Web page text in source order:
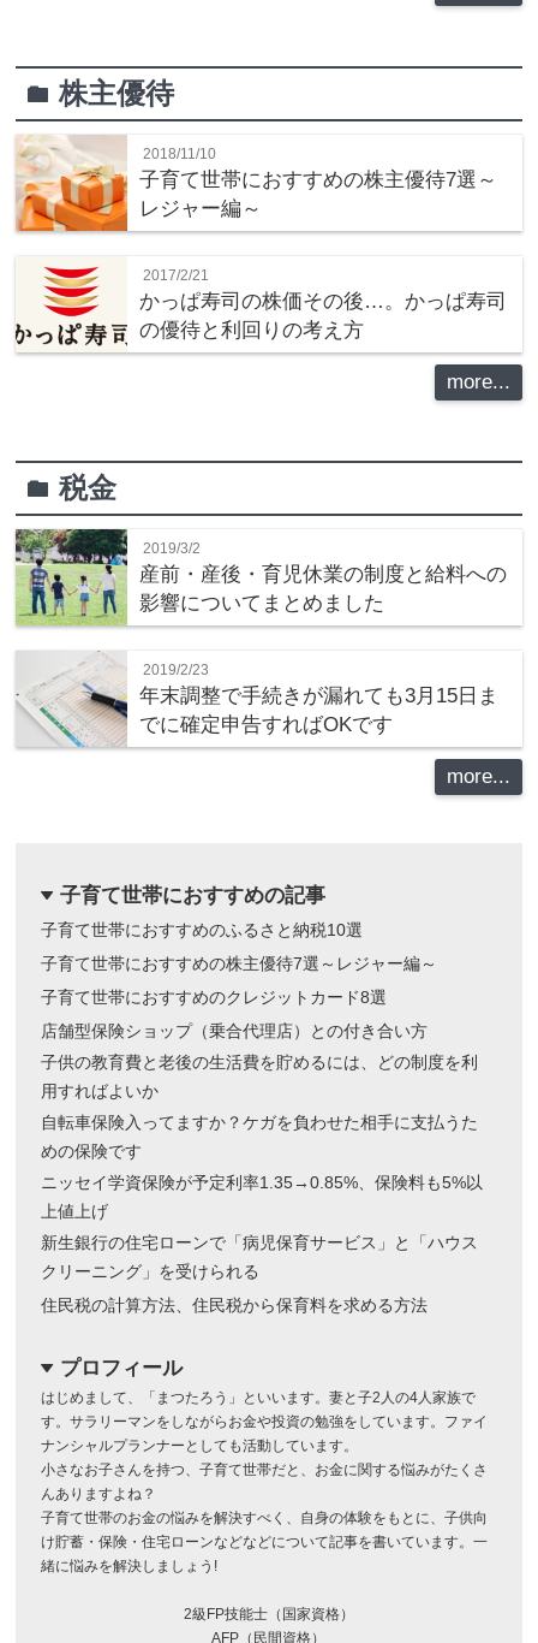
folder株主優待
2018/11/10
子育て世帯におすすめの株主優待7選～
レジャー編～
2017/2/21
かっぱ寿司の株価その後…。かっぱ寿司
の優待と利回りの考え方
more...
folder税金
2019/3/2
産前・産後・育児休業の制度と給料への
影響についてまとめました
2019/2/23
年末調整で手続きが漏れても3月15日ま
でに確定申告すればOKです
more...
dropdown 子育て世帯におすすめの記事
子育て世帯におすすめのふるさと納税10選
子育て世帯におすすめの株主優待7選～レジャー編～
子育て世帯におすすめのクレジットカード8選
店舗型保険ショップ（乗合代理店）との付き合い方
子供の教育費と老後の生活費を貯めるには、どの制度を利
用すればよいか
自転車保険入ってますか？ケガを負わせた相手に支払うた
めの保険です
ニッセイ学資保険が予定利率1.35→0.85%、保険料も5%以
上値上げ
新生銀行の住宅ローンで「病児保育サービス」と「ハウス
クリーニング」を受けられる
住民税の計算方法、住民税から保育料を求める方法
dropdown プロフィール
はじめまして、「まつたろう」といいます。妻と子2人の4人家族で
す。サラリーマンをしながらお金や投資の勉強をしています。ファイ
ナンシャルプランナーとしても活動しています。
小さなお子さんを持つ、子育て世帯だと、お金に関する悩みがたくさ
んありますよね？
子育て世帯のお金の悩みを解決すべく、自身の体験をもとに、子供向
け貯蓄・保険・住宅ローンなどなどについて記事を書いています。一
緒に悩みを解決しましょう!
2級FP技能士（国家資格）
AFP（民間資格）